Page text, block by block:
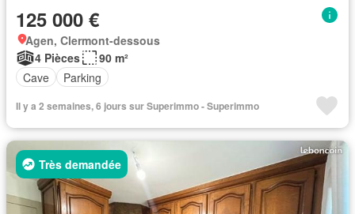
125 000 €
Agen, Clermont-dessous
4 Pièces
90 m²
Cave
Parking
Il y a 2 semaines, 6 jours sur Superimmo - Superimmo
Très demandée